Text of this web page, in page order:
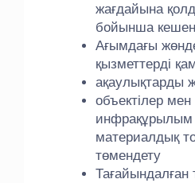
жағдайына
бойынша
Ағымдағы
қызметтерді
ақаулықтарды
объектілер мен
инфрақұрылым
материалдық
төмендету
Тағайындалған